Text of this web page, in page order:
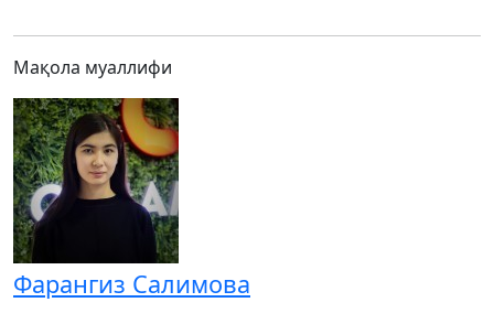
Мақола муаллифи
Фарангиз Салимова